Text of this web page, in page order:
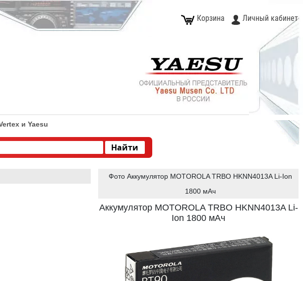
Корзина Личный кабинет
и Yaesu
Фото Аккумулятор MOTOROLA TRBO HKNN4013A Li-Ion
1800 мАч
Аккумулятор MOTOROLA TRBO HKNN4013A Li-
Ion 1800 мАч